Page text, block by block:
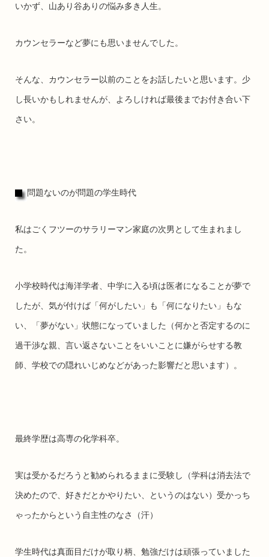
いかず、山あり谷ありの悩み多き人生。
カウンセラーなど夢にも思いませんでした。
そんな、カウンセラー以前のことをお話したいと思います。少
し長いかもしれませんが、よろしければ最後までお付き合い下
さい。
問題ないのが問題の学生時代
私はごくフツーのサラリーマン家庭の次男として生まれまし
た。
小学校時代は海洋学者、中学に入る頃は医者になることが夢で
したが、気が付けば「何がしたい」も「何になりたい」もな
い、「夢がない」状態になっていました（何かと否定するのに
過干渉な親、言い返さないことをいいことに嫌がらせする教
師、学校での隠れいじめなどがあった影響だと思います）。
最終学歴は高専の化学科卒。
実は受かるだろうと勧められるままに受験し（学科は消去法で
決めたので、好きだとかやりたい、というのはない）受かっち
ゃったからという自主性のなさ（汗）
学生時代は真面目だけが取り柄、勉強だけは頑張っていました